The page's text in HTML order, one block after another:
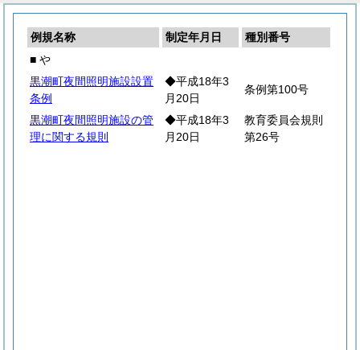
例規名称 制定年月日
種別番号
■ や
黒潮町夜間照明施設設置
条例
◆平成18年3
月20日
条例第100号
黒潮町夜間照明施設の管
理に関する規則
◆平成18年3
月20日
教育委員会規則
第26号